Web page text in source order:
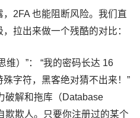
2FA 也能阻断风险。我们直
拉出来做一个残酷的对比：
维）”： “我的密码长达 16
字符，黑客绝对猜不出来！”
破解和拖库（Database
欺欺人。只要你注册过的某个